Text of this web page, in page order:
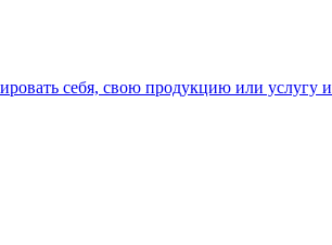
себя, свою продукцию или услугу и